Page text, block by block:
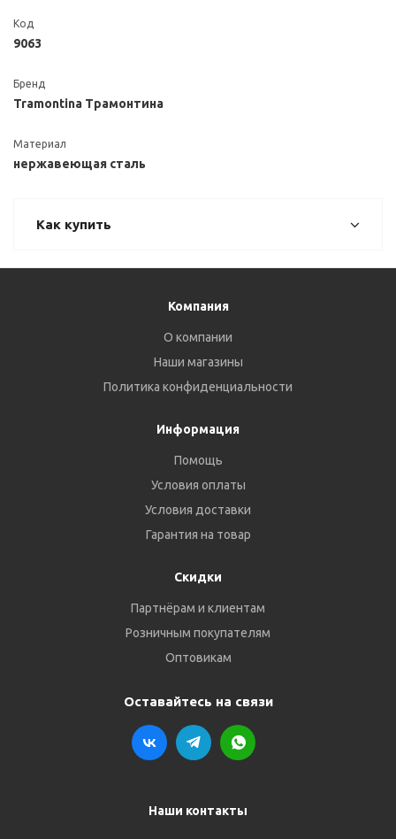
Код
9063
Бренд
Tramontina Трамонтина
Материал
нержавеющая сталь
Как купить
Компания
О компании
Наши магазины
Политика конфиденциальности
Информация
Помощь
Условия оплаты
Условия доставки
Гарантия на товар
Скидки
Партнёрам и клиентам
Розничным покупателям
Оптовикам
Оставайтесь на связи
Наши контакты